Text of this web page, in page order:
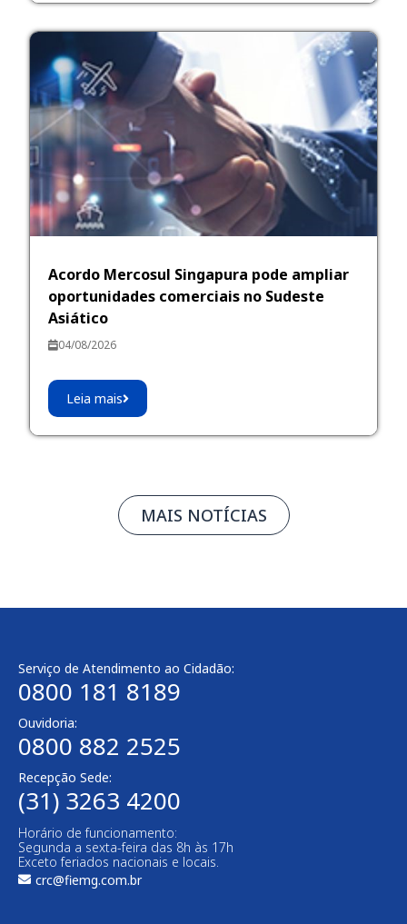
Acordo Mercosul Singapura pode ampliar
oportunidades comerciais no Sudeste
Asiático
04/08/2026
Leia mais
MAIS NOTÍCIAS
Serviço de Atendimento ao Cidadão:
0800 181 8189
Ouvidoria:
0800 882 2525
Recepção Sede:
(31) 3263 4200
Horário de funcionamento:
Segunda a sexta-feira das 8h às 17h
Exceto feriados nacionais e locais.
crc@fiemg.com.br